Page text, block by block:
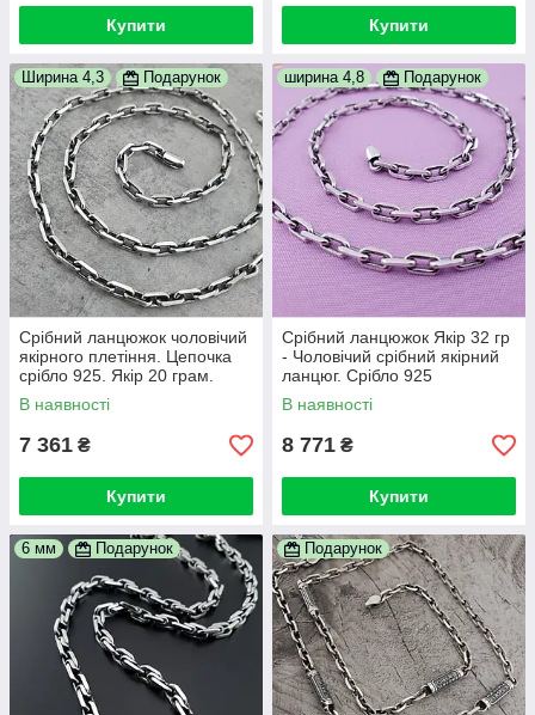
Купити Купити
Ширина 4,3 Подарунок
Срібний ланцюжок чоловічий
якірного плетіння. Цепочка
срібло 925. Якір 20 грам.
Довжина 60 см
В наявності
7 361 ₴
Купити
ширина 4,8 Подарунок
Срібний ланцюжок Якір 32 гр
- Чоловічий срібний якірний
ланцюг. Срібло 925
В наявності
8 771 ₴
Купити
6 мм Подарунок Подарунок